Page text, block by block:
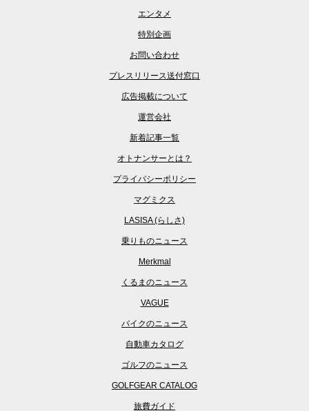
エンタメ
特別企画
お問い合わせ
プレスリリース送付窓口
広告掲載について
運営会社
新着記事一覧
オトナンサーとは？
プライバシーポリシー
マグミクス
LASISA (らしさ)
乗りものニュース
Merkmal
くるまのニュース
VAGUE
バイクのニュース
自動車カタログ
ゴルフのニュース
GOLFGEAR CATALOG
旅費ガイド